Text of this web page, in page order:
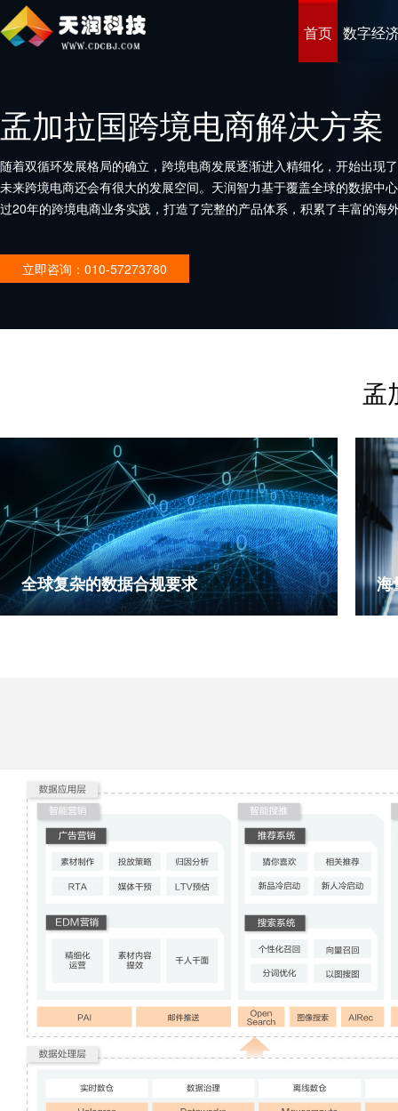
首页 数字经
孟加拉国跨境电商解决方案
随着双循环发展格局的确立，跨境电商发展逐渐进入精细化，开始出现
未来跨境电商还会有很大的发展空间。天润智力基于覆盖全球的数据中
过20年的跨境电商业务实践，打造了完整的产品体系，积累了丰富的海
立即咨询：010-57273780
孟
全球复杂的数据合规要求 海